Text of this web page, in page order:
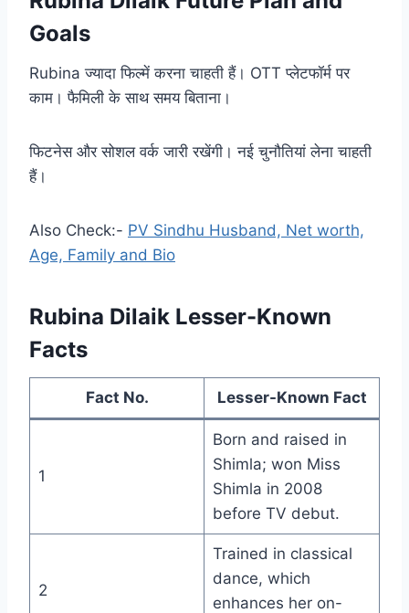
Goals
Rubina ज्यादा फिल्में करना चाहती हैं। OTT प्लेटफॉर्म पर
काम। फैमिली के साथ समय बिताना।
फिटनेस और सोशल वर्क जारी रखेंगी। नई चुनौतियां लेना चाहती
हैं।
Also Check:- PV Sindhu Husband, Net worth,
Age, Family and Bio
Rubina Dilaik Lesser-Known
Facts
Fact No. Lesser-Known Fact
1
Born and raised in
Shimla; won Miss
Shimla in 2008
before TV debut.
2
Trained in classical
dance, which
enhances her on-